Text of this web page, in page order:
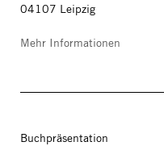
04107 Leipzig
Mehr Informationen
Buchpräsentation